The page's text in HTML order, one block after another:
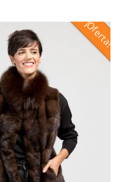
¡Oferta!